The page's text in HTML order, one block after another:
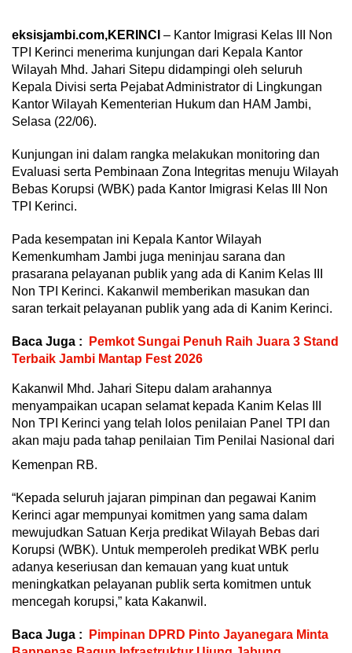
eksisjambi.com,KERINCI – Kantor Imigrasi Kelas III Non
TPI Kerinci menerima kunjungan dari Kepala Kantor
Wilayah Mhd. Jahari Sitepu didampingi oleh seluruh
Kepala Divisi serta Pejabat Administrator di Lingkungan
Kantor Wilayah Kementerian Hukum dan HAM Jambi,
Selasa (22/06).
Kunjungan ini dalam rangka melakukan monitoring dan
Evaluasi serta Pembinaan Zona Integritas menuju Wilayah
Bebas Korupsi (WBK) pada Kantor Imigrasi Kelas III Non
TPI Kerinci.
Pada kesempatan ini Kepala Kantor Wilayah
Kemenkumham Jambi juga meninjau sarana dan
prasarana pelayanan publik yang ada di Kanim Kelas III
Non TPI Kerinci. Kakanwil memberikan masukan dan
saran terkait pelayanan publik yang ada di Kanim Kerinci.
Baca Juga :
Pemkot Sungai Penuh Raih Juara 3 Stand
Terbaik Jambi Mantap Fest 2026
Kakanwil Mhd. Jahari Sitepu dalam arahannya
menyampaikan ucapan selamat kepada Kanim Kelas III
Non TPI Kerinci yang telah lolos penilaian Panel TPI dan
akan maju pada tahap penilaian Tim Penilai Nasional dari
Kemenpan RB.
“Kepada seluruh jajaran pimpinan dan pegawai Kanim
Kerinci agar mempunyai komitmen yang sama dalam
mewujudkan Satuan Kerja predikat Wilayah Bebas dari
Korupsi (WBK). Untuk memperoleh predikat WBK perlu
adanya keseriusan dan kemauan yang kuat untuk
meningkatkan pelayanan publik serta komitmen untuk
mencegah korupsi,” kata Kakanwil.
Baca Juga :
Pimpinan DPRD Pinto Jayanegara Minta